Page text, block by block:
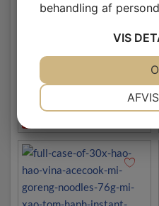
Shrimp Tom Yum
Inkl.moms
behandling af
VIS
MARKETING